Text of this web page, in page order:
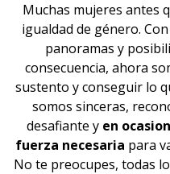
Muchas mujeres antes
igualdad de género.
panoramas y
consecuencia, ahora
sustento y conseguir lo
somos sinceras,
desafiante y en
fuerza necesaria para
No te preocupes, todas